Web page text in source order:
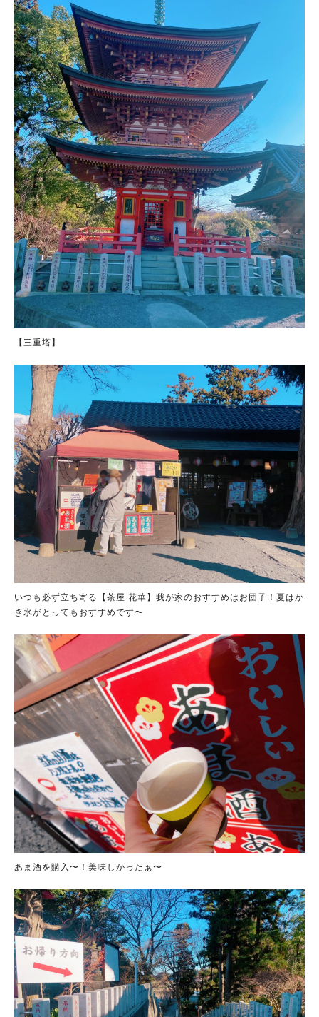
【三重塔】
いつも必ず立ち寄る【茶屋 花華】我が家のおすすめはお団子！夏はか
き氷がとってもおすすめです〜
あま酒を購入〜！美味しかったぁ〜
人気のキーワード
#ラーメン#ショッピング#カフェ #スイーツ #パン#カレー#柏駅
#イベント#公園#教えたい／教えて投稿記事
#教えたい/こんなの見つけた